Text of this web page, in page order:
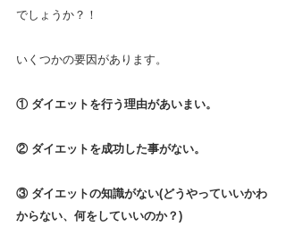
でしょうか？！
いくつかの要因があります。
① ダイエットを行う理由があいまい。
② ダイエットを成功した事がない。
③ ダイエットの知識がない(どうやっていいかわ
からない、何をしていいのか？)